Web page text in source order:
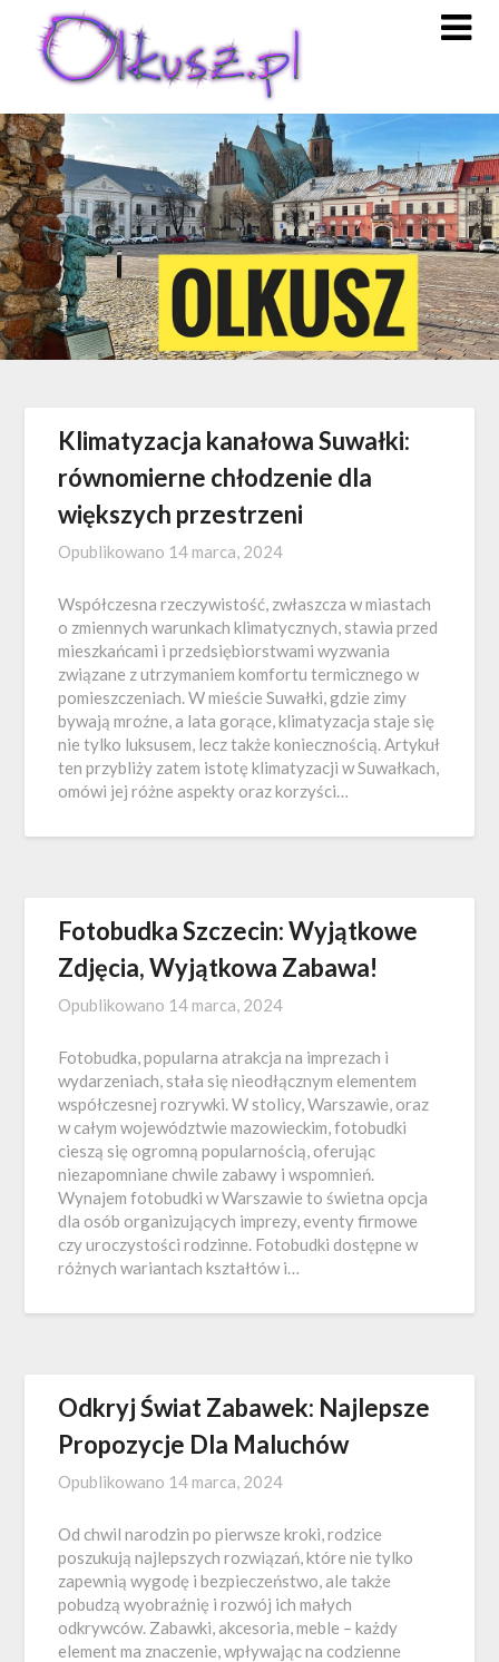
content
Klimatyzacja kanałowa Suwałki:
równomierne chłodzenie dla
większych przestrzeni
Opublikowano 14 marca, 2024
Współczesna rzeczywistość, zwłaszcza w miastach
o zmiennych warunkach klimatycznych, stawia przed
mieszkańcami i przedsiębiorstwami wyzwania
związane z utrzymaniem komfortu termicznego w
pomieszczeniach. W mieście Suwałki, gdzie zimy
bywają mroźne, a lata gorące, klimatyzacja staje się
nie tylko luksusem, lecz także koniecznością. Artykuł
ten przybliży zatem istotę klimatyzacji w Suwałkach,
omówi jej różne aspekty oraz korzyści…
Fotobudka Szczecin: Wyjątkowe
Zdjęcia, Wyjątkowa Zabawa!
Opublikowano 14 marca, 2024
Fotobudka, popularna atrakcja na imprezach i
wydarzeniach, stała się nieodłącznym elementem
współczesnej rozrywki. W stolicy, Warszawie, oraz
w całym województwie mazowieckim, fotobudki
cieszą się ogromną popularnością, oferując
niezapomniane chwile zabawy i wspomnień.
Wynajem fotobudki w Warszawie to świetna opcja
dla osób organizujących imprezy, eventy firmowe
czy uroczystości rodzinne. Fotobudki dostępne w
różnych wariantach kształtów i…
Odkryj Świat Zabawek: Najlepsze
Propozycje Dla Maluchów
Opublikowano 14 marca, 2024
Od chwil narodzin po pierwsze kroki, rodzice
poszukują najlepszych rozwiązań, które nie tylko
zapewnią wygodę i bezpieczeństwo, ale także
pobudzą wyobraźnię i rozwój ich małych
odkrywców. Zabawki, akcesoria, meble – każdy
element ma znaczenie, wpływając na codzienne